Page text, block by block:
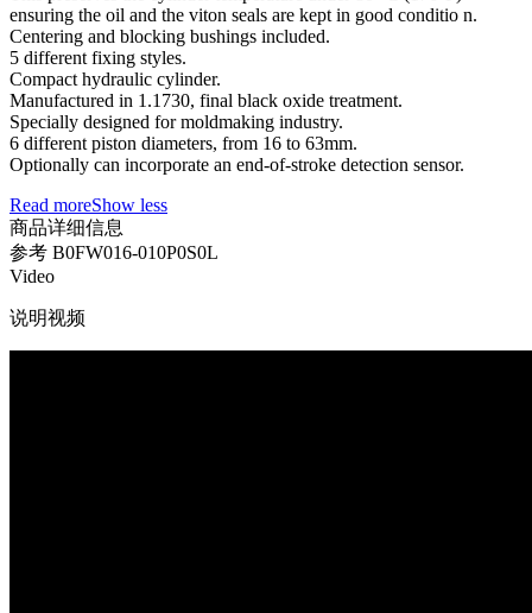
ensuring the oil and the viton seals are kept in good conditio n.
Centering and blocking bushings included.
5 different fixing styles.
Compact hydraulic cylinder.
Manufactured in 1.1730, final black oxide treatment.
Specially designed for moldmaking industry.
6 different piston diameters, from 16 to 63mm.
Optionally can incorporate an end-of-stroke detection sensor.
Read moreShow less
商品详细信息
参考 B0FW016-010P0S0L
Video
说明视频